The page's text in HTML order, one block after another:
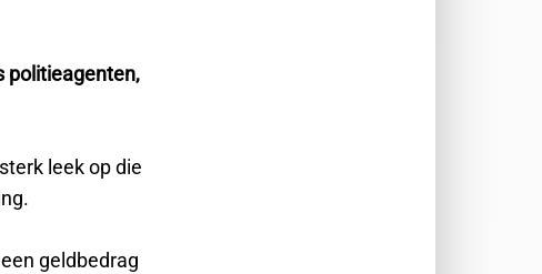
politieagenten,
leek op die
geldbedrag